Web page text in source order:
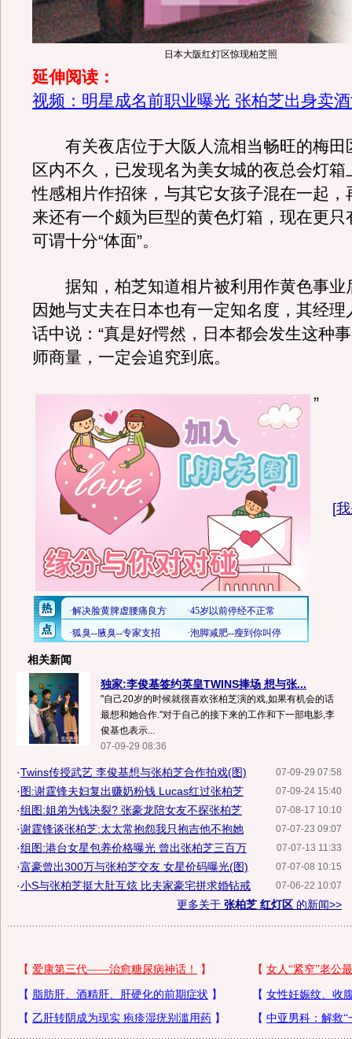
日本大阪红灯区惊现柏芝照
延伸阅读：
视频：明星成名前职业曝光 张柏芝出身卖
有关夜店位于大阪人流相当畅旺的梅田
区内不久，已发现名为美女城的夜总会灯箱
性感相片作招徕，与其它女孩子混在一起，
来还有一个颇为巨型的黄色灯箱，现在更只
可谓十分“体面”。
据知，柏芝知道相片被利用作黄色事业
因她与丈夫在日本也有一定知名度，其经
话中说：“真是好愕然，日本都会发生这种
师商量，一定会追究到底。
”
[
相关新闻
独家:李俊基签约英皇TWINS捧场 想与张...
"自己20岁的时候就很喜欢张柏芝演的戏,如果有机会的话
最想和她合作."对于自己的接下来的工作和下一部电影,李
俊基也表示...
07-09-29 08:36
07-09-29 07:58
·Twins传授武艺 李俊基想与张柏芝合作拍戏(图)
07-09-24 15:40
·图:谢霆锋夫妇复出赚奶粉钱 Lucas红过张柏芝
07-08-17 10:10
·组图:姐弟为钱决裂? 张豪龙陪女友不探张柏芝
07-07-23 09:07
·谢霆锋谈张柏芝:太太常抱怨我只抱吉他不抱她
07-07-13 11:33
·组图:港台女星包养价格曝光 曾出张柏芝三百万
07-07-08 10:15
·富豪曾出300万与张柏芝交友 女星价码曝光(图)
07-06-22 10:07
·小S与张柏芝挺大肚互炫 比夫家豪宅拼求婚钻戒
更多关于 张柏芝 红灯区 的新闻>>